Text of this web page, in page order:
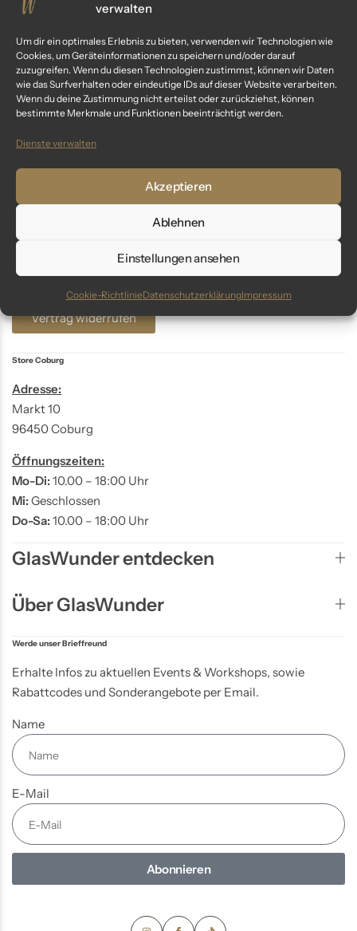
verwalten
Um dir ein optimales Erlebnis zu bieten, verwenden wir Technologien wie
Cookies, um Geräteinformationen zu speichern und/oder darauf
zuzugreifen. Wenn du diesen Technologien zustimmst, können wir Daten
wie das Surfverhalten oder eindeutige IDs auf dieser Website verarbeiten.
Wenn du deine Zustimmung nicht erteilst oder zurückziehst, können
bestimmte Merkmale und Funktionen beeinträchtigt werden.
Dienste verwalten
Akzeptieren
Ablehnen
Einstellungen ansehen
Cookie-RichtlinieDatenschutzerklärungImpressum
You've viewed3of3result
Kundenservice
Fragen? Wir sind für dich da:
Telefon: +49 9561 401 34 90
Email: info@glaswunder.eu
Vertrag widerrufen
Store Coburg
Adresse:
Markt 10
96450 Coburg
Öffnungszeiten:
Mo-Di:10.00 – 18:00 Uhr
Mi:Geschlossen
Do-Sa:10.00 – 18:00 Uhr
GlasWunder entdecken
Über GlasWunder
Werde unser Brieffreund
Erhalte Infos zu aktuellen Events & Workshops, sowie
Rabattcodes und Sonderangebote per Email.
Name
E-Mail
Abonnieren